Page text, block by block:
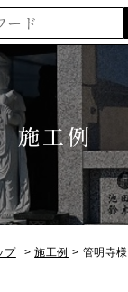
施工例
プ 施工例 管明寺様